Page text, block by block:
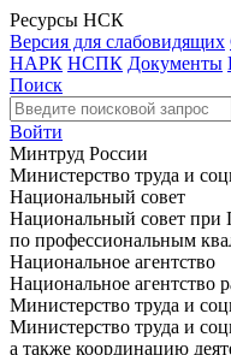
Ресурсы НСК
Версия для слабовидящих
НАРК НСПК Документы
Поиск
Войти
Минтруд России
Министерство труда и
Национальный совет
Национальный совет при
по профессиональным
Национальное агентство
Национальное агентство
Министерство труда и
Министерство труда и
а также координацию